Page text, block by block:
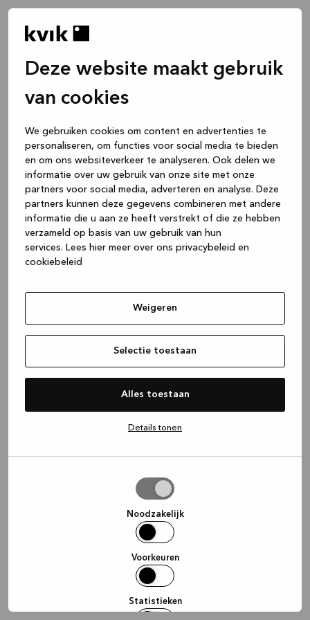
Deze website maakt gebruik
van cookies
We gebruiken cookies om content en advertenties te
personaliseren, om functies voor social media te bieden
en om ons websiteverkeer te analyseren. Ook delen we
informatie over uw gebruik van onze site met onze
partners voor social media, adverteren en analyse. Deze
partners kunnen deze gegevens combineren met andere
informatie die u aan ze heeft verstrekt of die ze hebben
verzameld op basis van uw gebruik van hun
services. Lees hier meer over ons privacybeleid en
cookiebeleid
Weigeren
Selectie toestaan
Alles toestaan
Details tonen
Noodzakelijk
Voorkeuren
Statistieken
(see the browser console for more
information).